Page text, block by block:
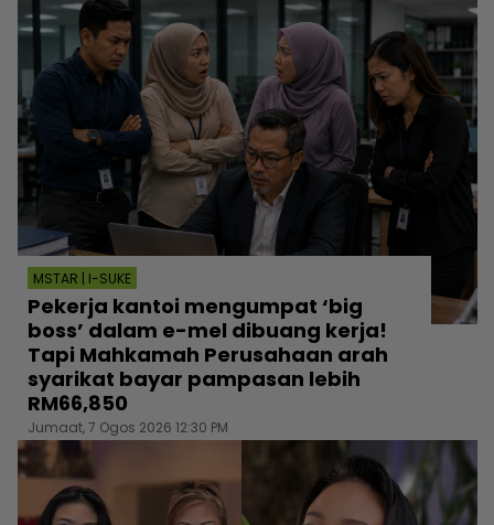
MSTAR | I-SUKE
Pekerja kantoi mengumpat ‘big
boss’ dalam e-mel dibuang kerja!
Tapi Mahkamah Perusahaan arah
syarikat bayar pampasan lebih
RM66,850
Jumaat, 7 Ogos 2026 12:30 PM